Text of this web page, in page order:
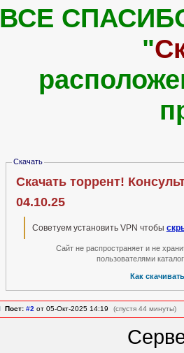
ВСЕ
"
Скачать
Скачать торрент!
04.10.25
Советуем установить VPN чтобы
Сайт не распространяет и не
пользователями
Как
Пост: #2 от 05-Окт-2025 14:19 (спустя 44 минуты)